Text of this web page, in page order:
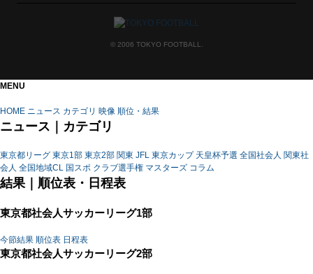
© 2006 TOKYO FOOTBALL.
MENU
HOME ニュース カテゴリ 映像 順位・結果
ニュース｜カテゴリ
東京都リーグ 東京1部 東京2部 関東 JFL 東京カップ 天皇杯予選 全国社会人 関東社
会人 全国地域CL 国スポ クラブ選手権 マスターズ コラム
結果｜順位表・日程表
東京都社会人サッカーリーグ1部
今節結果 順位表 日程表
東京都社会人サッカーリーグ2部